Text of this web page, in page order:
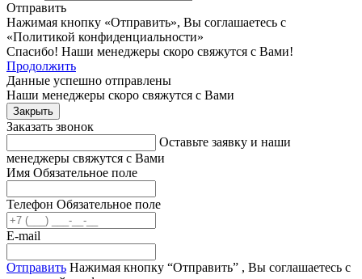
Отправить
Нажимая кнопку «Отправить», Вы соглашаетесь с
«Политикой конфиденциальности»
Спасибо! Наши менеджеры скоро свяжутся с Вами!
Продолжить
Данные успешно отправлены
Наши менеджеры скоро свяжутся с Вами
Закрыть
Заказать звонок
Оставьте заявку и наши
менеджеры свяжутся с Вами
Имя Обязательное поле
Телефон Обязательное поле
E-mail
Отправить Нажимая кнопку “Отправить” , Вы соглашаетесь с